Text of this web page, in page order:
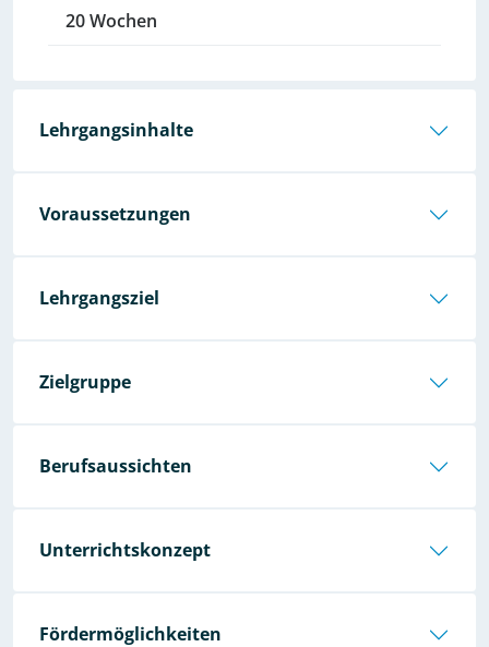
20 Wochen
Lehrgangsinhalte
Voraussetzungen
Lehrgangsziel
Zielgruppe
Berufsaussichten
Unterrichtskonzept
Fördermöglichkeiten